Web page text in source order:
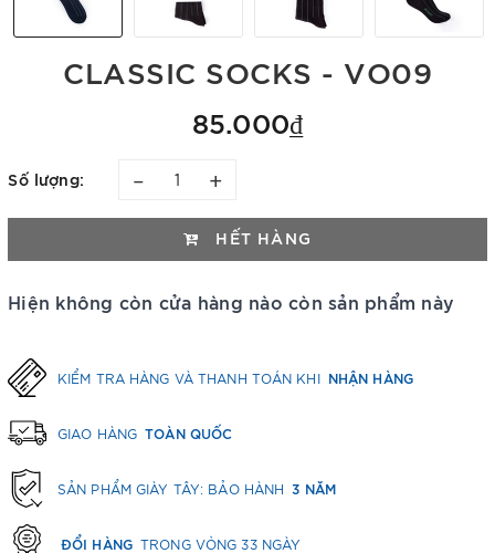
CLASSIC SOCKS - VO09
85.000₫
Số lượng: – +
HẾT HÀNG
Hiện không còn cửa hàng nào còn sản phẩm này
KIỂM TRA HÀNG VÀ THANH TOÁN KHI NHẬN HÀNG
GIAO HÀNG TOÀN QUỐC
SẢN PHẨM GIÀY TÂY: BẢO HÀNH 3 NĂM
ĐỔI HÀNG TRONG VÒNG 33 NGÀY